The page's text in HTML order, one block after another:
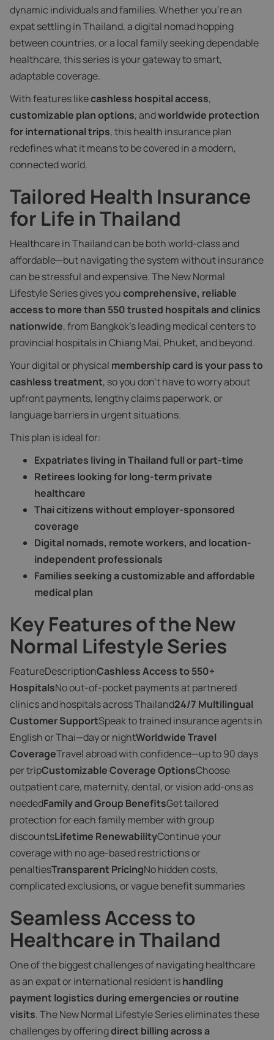
dynamic individuals and families. Whether you're an
expat settling in Thailand, a digital nomad hopping
between countries, or a local family seeking dependable
healthcare, this series is your gateway to smart,
adaptable coverage.
With features likecashless hospital access,
customizable plan options, andworldwide protection
for international trips, this health insurance plan
redefines what it means to be covered in a modern,
connected world.
Tailored Health Insurance
for Life in Thailand
Healthcare in Thailand can be both world-class and
affordable—but navigating the system without insurance
can be stressful and expensive. The New Normal
Lifestyle Series gives youcomprehensive, reliable
access to more than 550 trusted hospitals and clinics
nationwide, from Bangkok’s leading medical centers to
provincial hospitals in Chiang Mai, Phuket, and beyond.
Your digital or physical membership card is your pass to
cashless treatment, so you don’t have to worry about
upfront payments, lengthy claims paperwork, or
language barriers in urgent situations.
This plan is ideal for:
Expatriates living in Thailand full or part-time
Retirees looking for long-term private
healthcare
Thai citizens without employer-sponsored
coverage
Digital nomads, remote workers, and location-
independent professionals
Families seeking a customizable and affordable
medical plan
Key Features of the New
Normal Lifestyle Series
FeatureDescriptionCashless Access to 550+
HospitalsNo out-of-pocket payments at partnered
clinics and hospitals across Thailand24/7 Multilingual
Customer SupportSpeak to trained insurance agents in
English or Thai—day or nightWorldwide Travel
CoverageTravel abroad with confidence—up to 90 days
per tripCustomizable Coverage OptionsChoose
outpatient care, maternity, dental, or vision add-ons as
neededFamily and Group BenefitsGet tailored
protection for each family member with group
discountsLifetime RenewabilityContinue your
coverage with no age-based restrictions or
penaltiesTransparent PricingNo hidden costs,
complicated exclusions, or vague benefit summaries
Seamless Access to
Healthcare in Thailand
One of the biggest challenges of navigating healthcare
as an expat or international resident ishandling
payment logistics during emergencies or routine
visits. The New Normal Lifestyle Series eliminates these
challenges by offeringdirect billing across a